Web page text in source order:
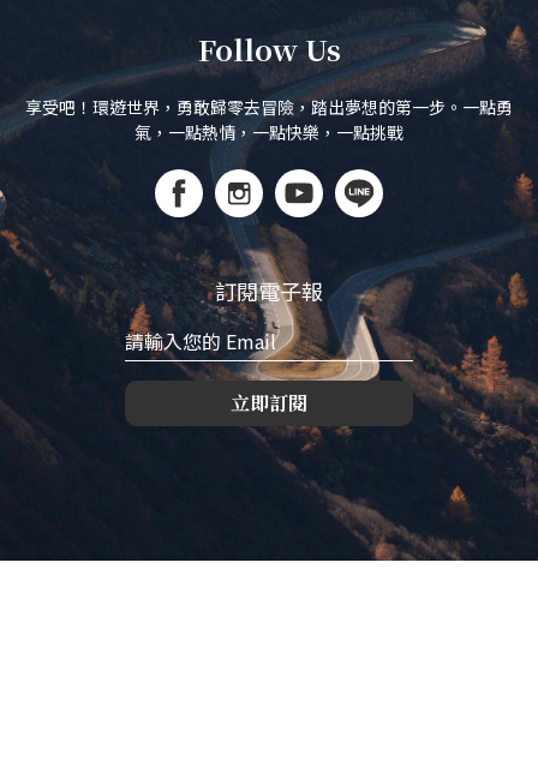
Follow Us
享受吧！環遊世界，勇敢歸零去冒險，踏出夢想的第一步。一點勇
氣，一點熱情，一點快樂，一點挑戰
訂閱電子報
立即訂閱